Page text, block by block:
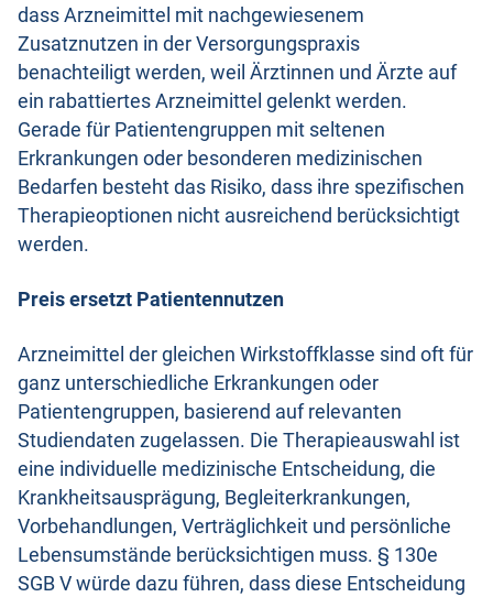
dass Arzneimittel mit nachgewiesenem
Zusatznutzen in der Versorgungspraxis
benachteiligt werden, weil Ärztinnen und Ärzte auf
ein rabattiertes Arzneimittel gelenkt werden.
Gerade für Patientengruppen mit seltenen
Erkrankungen oder besonderen medizinischen
Bedarfen besteht das Risiko, dass ihre spezifischen
Therapieoptionen nicht ausreichend berücksichtigt
werden.
Preis ersetzt Patientennutzen
Arzneimittel der gleichen Wirkstoffklasse sind oft für
ganz unterschiedliche Erkrankungen oder
Patientengruppen, basierend auf relevanten
Studiendaten zugelassen. Die Therapieauswahl ist
eine individuelle medizinische Entscheidung, die
Krankheitsausprägung, Begleiterkrankungen,
Vorbehandlungen, Verträglichkeit und persönliche
Lebensumstände berücksichtigen muss. § 130e
SGB V würde dazu führen, dass diese Entscheidung